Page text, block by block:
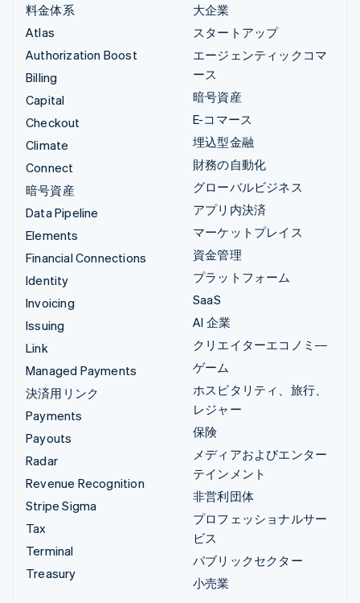
料金体系
Atlas
Authorization Boost
Billing
Capital
Checkout
Climate
Connect
暗号資産
Data Pipeline
Elements
Financial Connections
Identity
Invoicing
Issuing
Link
Managed Payments
決済用リンク
Payments
Payouts
Radar
Revenue Recognition
Stripe Sigma
Tax
Terminal
Treasury
大企業
スタートアップ
エージェンティックコマ
ース
暗号資産
E-コマース
埋込型金融
財務の自動化
グローバルビジネス
アプリ内決済
マーケットプレイス
資金管理
プラットフォーム
SaaS
AI 企業
クリエイターエコノミ―
ゲーム
ホスピタリティ、旅行、
レジャー
保険
メディアおよびエンター
テインメント
非営利団体
プロフェッショナルサー
ビス
パブリックセクター
小売業